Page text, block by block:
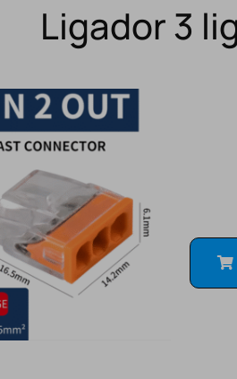
Ligador 3